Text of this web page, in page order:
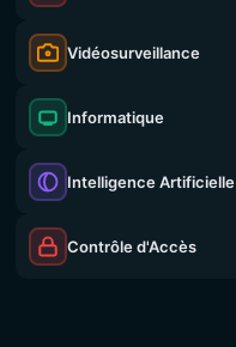
Vidéosurveillance
Informatique
Intelligence Artificielle
Contrôle d'Accès